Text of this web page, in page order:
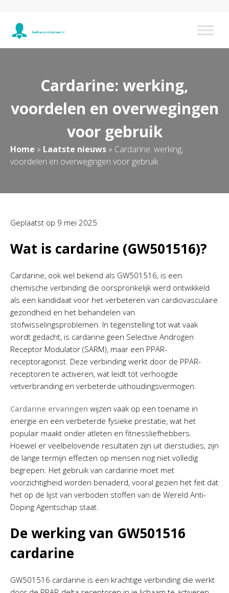
Cardarine: werking,
voordelen en overwegingen
voor gebruik
Home » Laatste nieuws » Cardarine: werking,
voordelen en overwegingen voor gebruik
Geplaatst op 9 mei 2025
Wat is cardarine (GW501516)?
Cardarine, ook wel bekend als GW501516, is een
chemische verbinding die oorspronkelijk werd ontwikkeld
als een kandidaat voor het verbeteren van cardiovasculaire
gezondheid en het behandelen van
stofwisselingsproblemen. In tegenstelling tot wat vaak
wordt gedacht, is cardarine geen Selective Androgen
Receptor Modulator (SARM), maar een PPAR-
receptoragonist. Deze verbinding werkt door de PPAR-
receptoren te activeren, wat leidt tot verhoogde
vetverbranding en verbeterde uithoudingsvermogen.
Cardarine ervaringen wijzen vaak op een toename in
energie en een verbeterde fysieke prestatie, wat het
populair maakt onder atleten en fitnessliefhebbers.
Hoewel er veelbelovende resultaten zijn uit dierstudies, zijn
de lange termijn effecten op mensen nog niet volledig
begrepen. Het gebruik van cardarine moet met
voorzichtigheid worden benaderd, vooral gezien het feit dat
het op de lijst van verboden stoffen van de Wereld Anti-
Doping Agentschap staat.
De werking van GW501516
cardarine
GW501516 cardarine is een krachtige verbinding die werkt